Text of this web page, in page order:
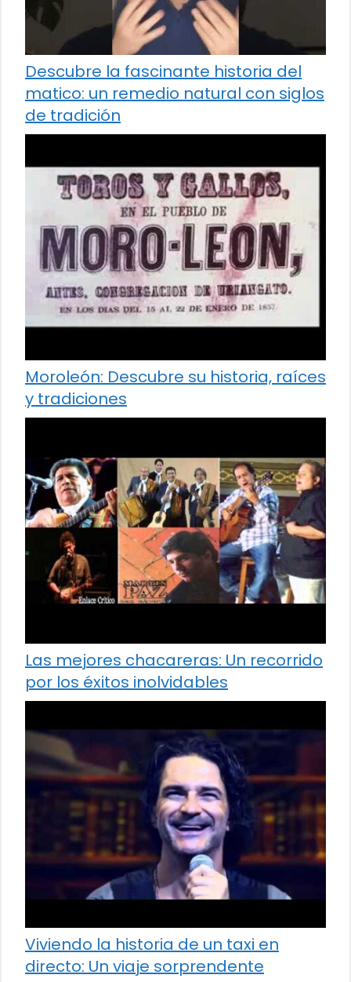
Descubre la fascinante historia del
matico: un remedio natural con siglos
de tradición
Moroleón: Descubre su historia, raíces
y tradiciones
Las mejores chacareras: Un recorrido
por los éxitos inolvidables
Viviendo la historia de un taxi en
directo: Un viaje sorprendente